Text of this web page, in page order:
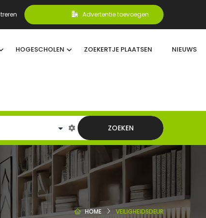
Advertentie toevoegen
HOGESCHOLEN ZOEKERTJE PLAATSEN NIEUWS
ZOEKEN
HOME VEILIGHEIDSDEUR